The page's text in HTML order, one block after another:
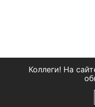
Коллеги! На